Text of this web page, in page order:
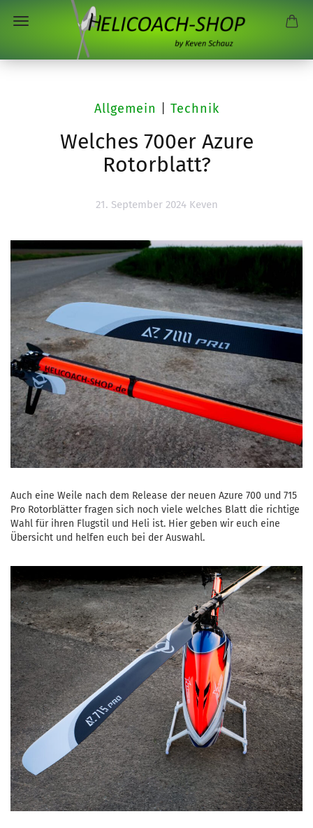
Allgemein Technik
Welches 700er Azure
Rotorblatt?
21. September 2024 Keven
Auch eine Weile nach dem Release der neuen Azure 700 und 715
Pro Rotorblätter fragen sich noch viele welches Blatt die richtige
Wahl für ihren Flugstil und Heli ist. Hier geben wir euch eine
Übersicht und helfen euch bei der Auswahl.